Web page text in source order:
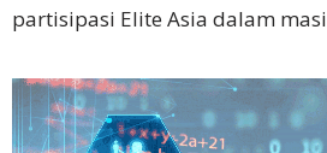
partisipasi Elite Asia dalam
Mandarin
Tradisional
Bahasa